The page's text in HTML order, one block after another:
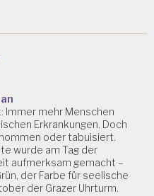
Immer mehr Menschen
Erkrankungen. Doch
oder tabuisiert.
wurde am Tag der
aufmerksam gemacht –
der Farbe für seelische
der Grazer Uhrturm.